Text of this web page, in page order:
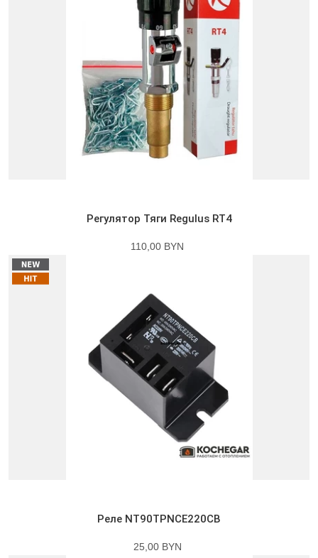
Регулятор Тяги Regulus RT4
110,00 BYN
Реле NT90TPNCE220CB
25,00 BYN